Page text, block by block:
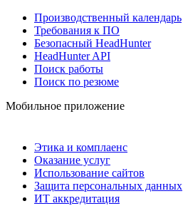
Производственный календарь
Требования к ПО
Безопасный HeadHunter
HeadHunter API
Поиск работы
Поиск по резюме
Мобильное приложение
Этика и комплаенс
Оказание услуг
Использование сайтов
Защита персональных данных
ИТ аккредитация